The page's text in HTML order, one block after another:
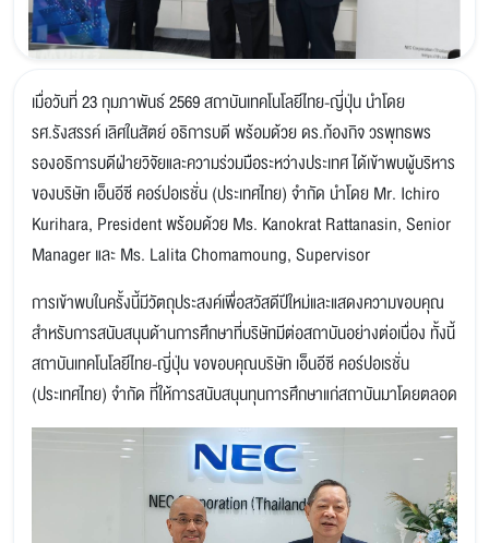
เมื่อวันที่ 23 กุมภาพันธ์ 2569 สถาบันเทคโนโลยีไทย-ญี่ปุ่น นำโดย
รศ.รังสรรค์ เลิศในสัตย์ อธิการบดี พร้อมด้วย ดร.ก้องกิจ วรพุทธพร
รองอธิการบดีฝ่ายวิจัยและความร่วมมือระหว่างประเทศ ได้เข้าพบผู้บริหาร
ของบริษัท เอ็นอีซี คอร์ปอเรชั่น (ประเทศไทย) จำกัด นำโดย Mr. Ichiro
Kurihara, President พร้อมด้วย Ms. Kanokrat Rattanasin, Senior
Manager และ Ms. Lalita Chomamoung, Supervisor
การเข้าพบในครั้งนี้มีวัตถุประสงค์เพื่อสวัสดีปีใหม่และแสดงความขอบคุณ
สำหรับการสนับสนุนด้านการศึกษาที่บริษัทมีต่อสถาบันอย่างต่อเนื่อง ทั้งนี้
สถาบันเทคโนโลยีไทย-ญี่ปุ่น ขอขอบคุณบริษัท เอ็นอีซี คอร์ปอเรชั่น
(ประเทศไทย) จำกัด ที่ให้การสนับสนุนทุนการศึกษาแก่สถาบันมาโดยตลอด